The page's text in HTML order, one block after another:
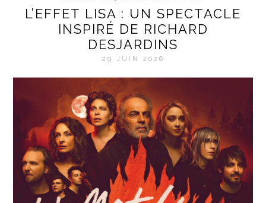
L’EFFET LISA : UN SPECTACLE
INSPIRÉ DE RICHARD
DESJARDINS
29 JUIN 2026